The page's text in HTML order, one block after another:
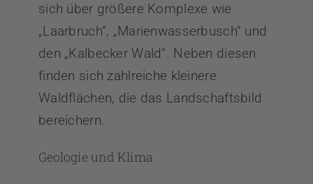
sich über größere Komplexe wie
„Laarbruch“, „Marienwasserbusch“ und
den „Kalbecker Wald“. Neben diesen
finden sich zahlreiche kleinere
Waldflächen, die das Landschaftsbild
bereichern.
Geologie und Klima